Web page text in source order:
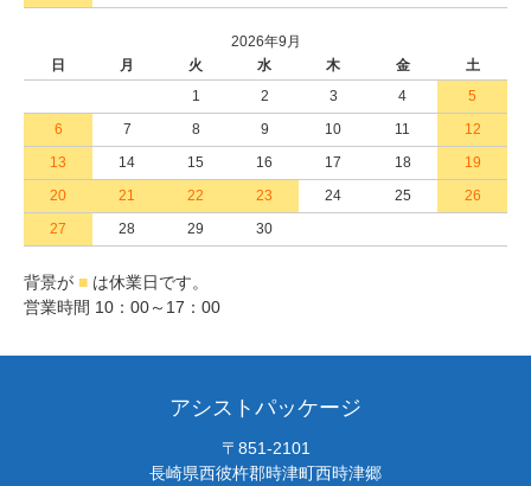
2026年9月
日
月 火 水 木 金
土
1
2 3 4
5
6
7 8 9 10 11
12
13
14 15 16 17 18
19
20
21 22 23 24 25
26
27
28 29 30
背景が ■ は休業日です。
営業時間 10：00～17：00
アシストパッケージ
〒851-2101
長崎県西彼杵郡時津町西時津郷